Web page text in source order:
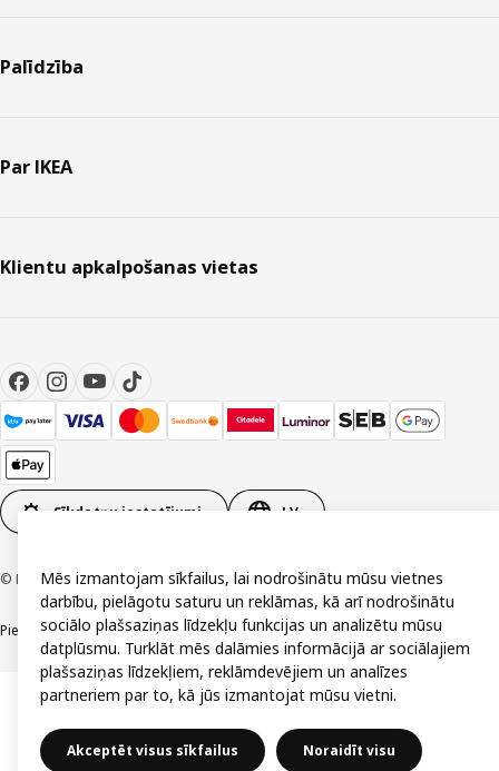
Palīdzība
Par IKEA
Klientu apkalpošanas vietas
Sīkdatņu iestatījumi LV
© Inter IKEA Systems B.V. 1999-2026
PiekļūstamībaVispārīgi noteikumiPrivātuma un sīkdatņu politika Kontakti
Mēs izmantojam sīkfailus, lai nodrošinātu mūsu vietnes
darbību, pielāgotu saturu un reklāmas, kā arī nodrošinātu
sociālo plašsaziņas līdzekļu funkcijas un analizētu mūsu
datplūsmu. Turklāt mēs dalāmies informācijā ar sociālajiem
plašsaziņas līdzekļiem, reklāmdevējiem un analīzes
partneriem par to, kā jūs izmantojat mūsu vietni.
Akceptēt visus sīkfailus Noraidīt visu